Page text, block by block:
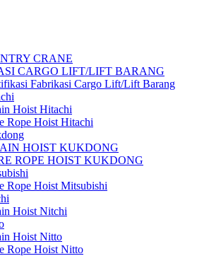
CRANE
CARGO LIFT/LIFT BARANG
Fabrikasi Cargo Lift/Lift Barang
Hoist Hitachi
Rope Hoist Hitachi
HOIST KUKDONG
ROPE HOIST KUKDONG
Rope Hoist Mitsubishi
Hoist Nitchi
Hoist Nitto
Rope Hoist Nitto